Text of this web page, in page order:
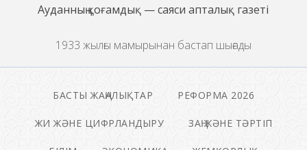
Ауданның қоғамдық — саяси апталық газеті
1933 жылғы мамырынан бастап шығады
БАСТЫ ЖАҢАЛЫҚТАР РЕФОРМА 2026
ЖИ ЖӘНЕ ЦИФРЛАНДЫРУ ЗАҢ ЖӘНЕ ТӘРТІП